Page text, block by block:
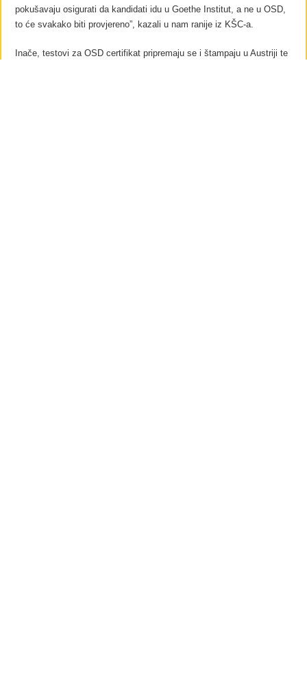
pokušavaju osigurati da kandidati idu u Goethe Institut, a ne u OSD,
to će svakako biti provjereno”, kazali u nam ranije iz KŠC-a.
Inače, testovi za OSD certifikat pripremaju se i štampaju u Austriji te